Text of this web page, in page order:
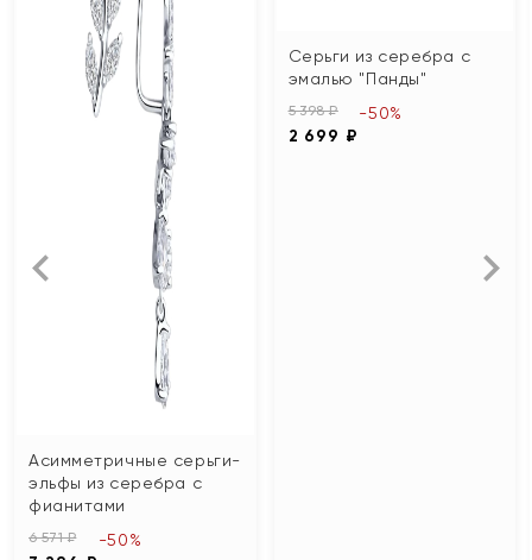
Асимметричные серьги-
эльфы из серебра с
фианитами
6 571 ₽ -50%
Серьги из серебра с
эмалью "Панды"
5 398 ₽
2 699 ₽
-50%